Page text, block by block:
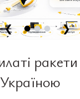
❮ ❯
ракети